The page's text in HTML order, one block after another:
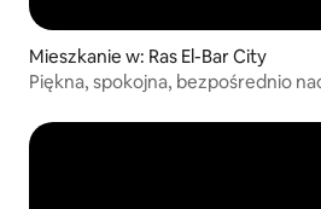
Mieszkanie w: Ras El-Bar City
Piękna, spokojna, bezpośrednio